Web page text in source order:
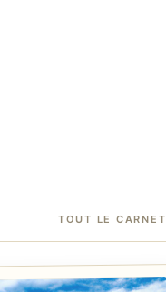
TOUT LE CARNET